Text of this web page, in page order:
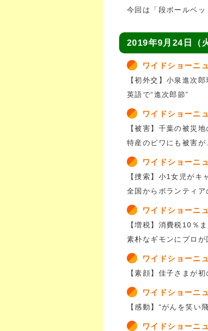
今回は「段ボールベッ
2019年9月24日（
ワイドショーニ
【初外交】小泉進次
英語で“進次郎節”
ワイドショーニ
【被害】千葉の被災
特産のビワにも被害が
ワイドショーニ
【捜索】小1女児がキ
全国からボランティア
ワイドショーニ
【増税】消費税10％
素朴なギモンにプロが
ワイドショーニ
【素顔】佳子さまが
ワイドショーニ
【感動】“がんを笑い
ワイドショーニ